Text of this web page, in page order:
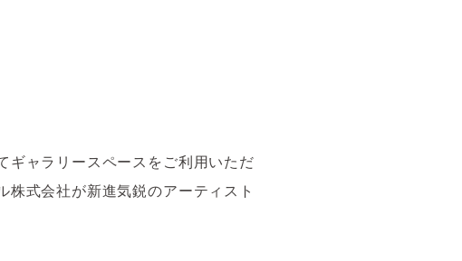
ギャラリースペースをご利用いただ
式会社が新進気鋭のアーティスト